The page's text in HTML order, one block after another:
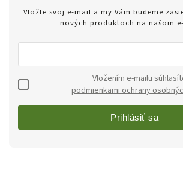
Vložte svoj e-mail a my Vám budeme
nových produktoch na našom
podmienkami ochrany
Prihlásiť sa